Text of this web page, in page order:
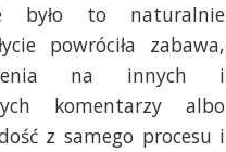
było to naturalnie
powróciła zabawa,
na innych i
komentarzy albo
z samego procesu i